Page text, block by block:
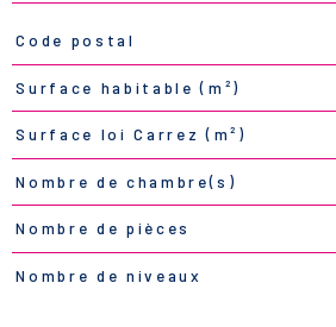
TRAD_PAMPERO_Caracteristique
Code postal
Surface habitable (m²)
Surface loi Carrez (m²)
Nombre de chambre(s)
Nombre de pièces
Nombre de niveaux